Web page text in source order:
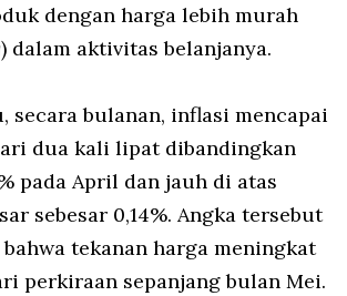
dengan harga lebih murah
) dalam aktivitas belanjanya.
secara bulanan, inflasi mencapai
dua kali lipat dibandingkan
pada April dan jauh di atas
sebesar 0,14%. Angka tersebut
tekanan harga meningkat
perkiraan sepanjang bulan Mei.